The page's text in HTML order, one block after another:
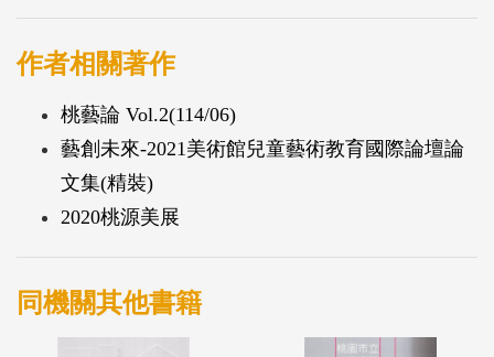
作者相關著作
桃藝論 Vol.2(114/06)
藝創未來-2021美術館兒童藝術教育國際論壇論
文集(精裝)
2020桃源美展
同機關其他書籍